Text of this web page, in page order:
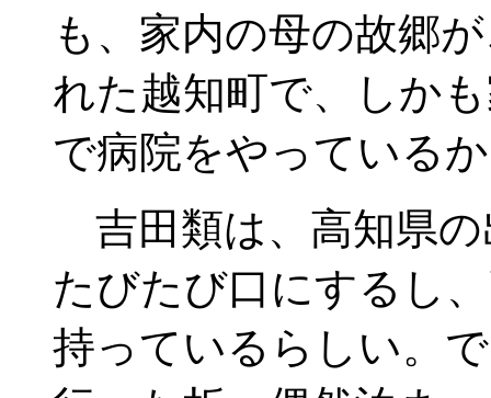
も、家内の母の故郷
れた越知町で、しか
で病院をやっている
吉田類は、高知県
たびたび口にするし
持っているらしい。